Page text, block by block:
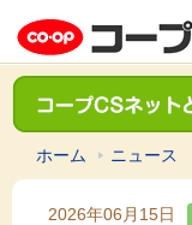
ホーム ニュース
2026年06月15日